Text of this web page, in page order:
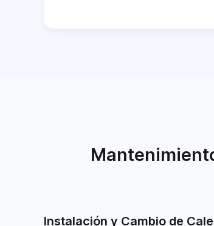
Instalación y Cambio de